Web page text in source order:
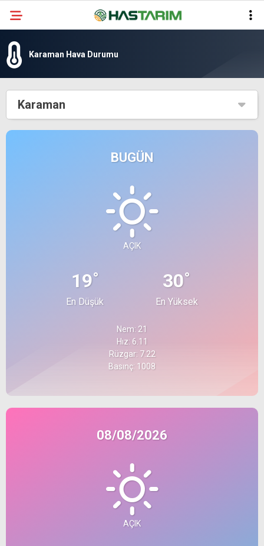
Karaman Hava Durumu
Karaman
BUGÜN
AÇIK
19°
En Düşük
30°
En Yüksek
Nem: 21
Hız: 6.11
Rüzgar: 7.22
Basınç: 1008
08/08/2026
AÇIK